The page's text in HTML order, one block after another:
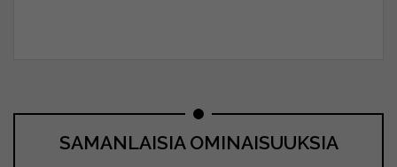
SAMANLAISIA OMINAISUUKSIA